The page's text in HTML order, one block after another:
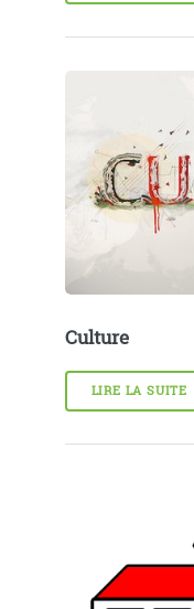
Culture
LIRE LA SUITE